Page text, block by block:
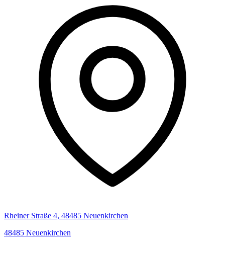
Rheiner Straße 4, 48485 Neuenkirchen
48485 Neuenkirchen